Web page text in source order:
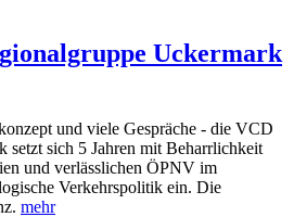
Uckermark
und viele Gespräche - die VCD
setzt sich 5 Jahren mit Beharrlichkeit
und verlässlichen ÖPNV im
Verkehrspolitik ein. Die
mehr